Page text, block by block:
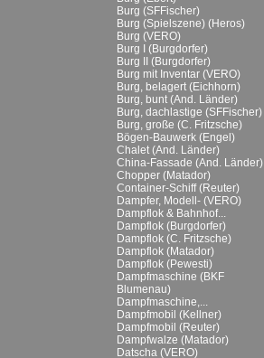
Burg (SFFischer)
Burg (Spielszene) (Heros)
Burg (VERO)
Burg I (Burgdorfer)
Burg II (Burgdorfer)
Burg mit Inventar (VERO)
Burg, belagert (Eichhorn)
Burg, bunt (And. Länder)
Burg, dachlastige (SFFischer)
Burg, große (C. Fritzsche)
Bögen-Bauwerk (Engel)
Chalet (And. Länder)
China-Fassade (And. Länder)
Chopper (Matador)
Container-Schiff (Reuter)
Dampfer, Modell- (VERO)
Dampflok & Bahnhof...
Dampflok (Burgdorfer)
Dampflok (C. Fritzsche)
Dampflok (Matador)
Dampflok (Pewesti)
Dampfmaschine (BKF
Blumenau)
Dampfmaschine,...
Dampfmobil (Kellner)
Dampfmobil (Reuter)
Dampfwalze (Matador)
Datscha (VERO)